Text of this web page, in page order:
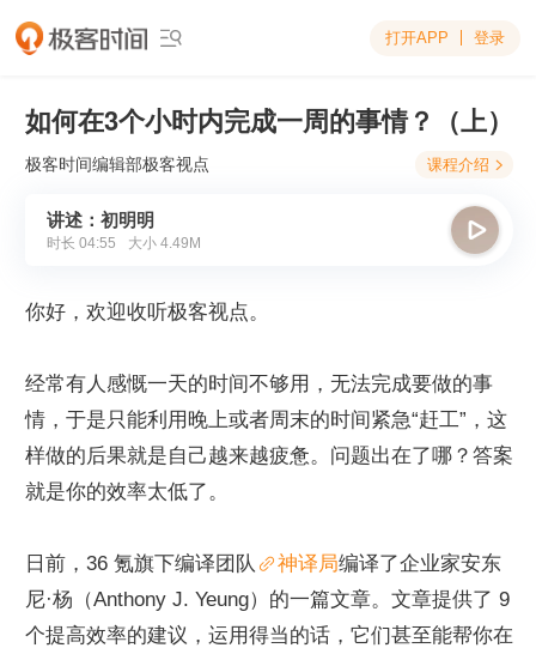
 打开APP 登录
如何在3个小时内完成一周的事情？（上）
极客时间编辑部极客视点 课程介绍 
讲述：初明明
时长 04:55 大小 4.49M

你好，欢迎收听极客视点。
经常有人感慨一天的时间不够用，无法完成要做的事
情，于是只能利用晚上或者周末的时间紧急“赶工”，这
样做的后果就是自己越来越疲惫。问题出在了哪？答案
就是你的效率太低了。
日前，36 氪旗下编译团队 神译局编译了企业家安东
尼·杨（Anthony J. Yeung）的一篇文章。文章提供了 9
个提高效率的建议，运用得当的话，它们甚至能帮你在